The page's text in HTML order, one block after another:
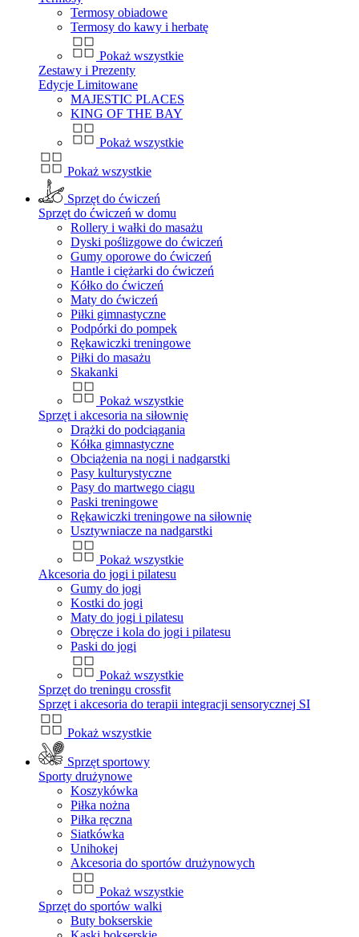
Termosy obiadowe
Termosy do kawy i herbatę
Pokaż wszystkie
Zestawy i Prezenty
Edycje Limitowane
MAJESTIC PLACES
KING OF THE BAY
Pokaż wszystkie
Pokaż wszystkie
Sprzęt do ćwiczeń
Sprzęt do ćwiczeń w domu
Rollery i wałki do masażu
Dyski poślizgowe do ćwiczeń
Gumy oporowe do ćwiczeń
Hantle i ciężarki do ćwiczeń
Kółko do ćwiczeń
Maty do ćwiczeń
Piłki gimnastyczne
Podpórki do pompek
Rękawiczki treningowe
Piłki do masażu
Skakanki
Pokaż wszystkie
Sprzęt i akcesoria na siłownię
Drążki do podciągania
Kółka gimnastyczne
Obciążenia na nogi i nadgarstki
Pasy kulturystyczne
Pasy do martwego ciągu
Paski treningowe
Rękawiczki treningowe na siłownię
Usztywniacze na nadgarstki
Pokaż wszystkie
Akcesoria do jogi i pilatesu
Gumy do jogi
Kostki do jogi
Maty do jogi i pilatesu
Obręcze i kola do jogi i pilatesu
Paski do jogi
Pokaż wszystkie
Sprzęt do treningu crossfit
Sprzęt i akcesoria do terapii integracji sensorycznej SI
Pokaż wszystkie
Sprzęt sportowy
Sporty drużynowe
Koszykówka
Piłka nożna
Piłka ręczna
Siatkówka
Unihokej
Akcesoria do sportów drużynowych
Pokaż wszystkie
Sprzęt do sportów walki
Buty bokserskie